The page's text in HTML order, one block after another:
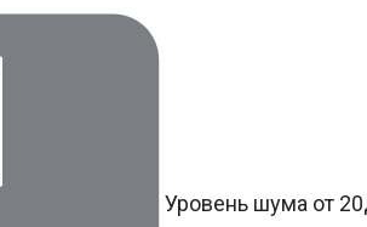
Уровень шума от